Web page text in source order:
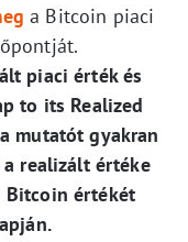
a Bitcoin piaci
piaci érték és
to its Realized
mutatót gyakran
realizált értéke
Bitcoin értékét